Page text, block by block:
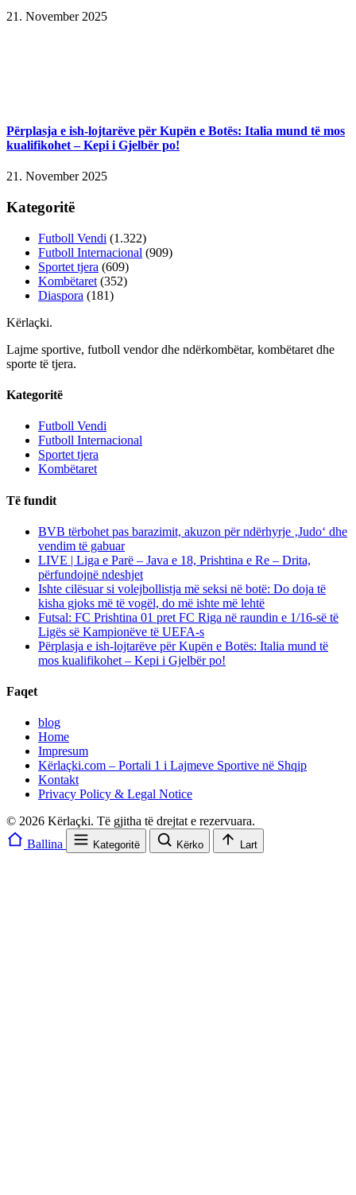
21. November 2025
Përplasja e ish-lojtarëve për Kupën e Botës: Italia mund të mos
kualifikohet – Kepi i Gjelbër po!
21. November 2025
Kategoritë
Futboll Vendi (1.322)
Futboll Internacional (909)
Sportet tjera (609)
Kombëtaret (352)
Diaspora (181)
Kërlaçki.
Lajme sportive, futboll vendor dhe ndërkombëtar, kombëtaret dhe
sporte të tjera.
Kategoritë
Futboll Vendi
Futboll Internacional
Sportet tjera
Kombëtaret
Të fundit
BVB tërbohet pas barazimit, akuzon për ndërhyrje ‚Judo‘ dhe
vendim të gabuar
LIVE | Liga e Parë – Java e 18, Prishtina e Re – Drita,
përfundojnë ndeshjet
Ishte cilësuar si volejbollistja më seksi në botë: Do doja të
kisha gjoks më të vogël, do më ishte më lehtë
Futsal: FC Prishtina 01 pret FC Riga në raundin e 1/16-së të
Ligës së Kampionëve të UEFA-s
Përplasja e ish-lojtarëve për Kupën e Botës: Italia mund të
mos kualifikohet – Kepi i Gjelbër po!
Faqet
blog
Home
Impresum
Kërlaçki.com – Portali 1 i Lajmeve Sportive në Shqip
Kontakt
Privacy Policy & Legal Notice
© 2026 Kërlaçki. Të gjitha të drejtat e rezervuara.
Ballina
Kategoritë Kërko Lart